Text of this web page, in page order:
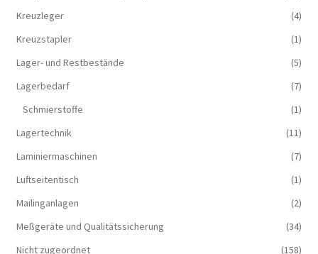
Kreuzleger
(4)
Kreuzstapler
(1)
Lager- und Restbestände
(5)
Lagerbedarf
(7)
Schmierstoffe
(1)
Lagertechnik
(11)
Laminiermaschinen
(7)
Luftseitentisch
(1)
Mailinganlagen
(2)
Meßgeräte und Qualitätssicherung
(34)
Nicht zugeordnet
(158)